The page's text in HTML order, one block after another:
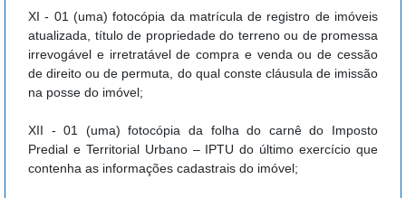
XI - 01 (uma) fotocópia da matrícula de registro de imóveis
atualizada, título de propriedade do terreno ou de promessa
irrevogável e irretratável de compra e venda ou de cessão
de direito ou de permuta, do qual conste cláusula de imissão
na posse do imóvel;
XII - 01 (uma) fotocópia da folha do carnê do Imposto
Predial e Territorial Urbano – IPTU do último exercício que
contenha as informações cadastrais do imóvel;